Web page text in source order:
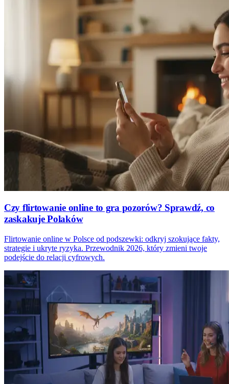
Czy flirtowanie online to gra pozorów? Sprawdź, co
zaskakuje Polaków
Flirtowanie online w Polsce od podszewki: odkryj szokujące fakty,
strategie i ukryte ryzyka. Przewodnik 2026, który zmieni twoje
podejście do relacji cyfrowych.